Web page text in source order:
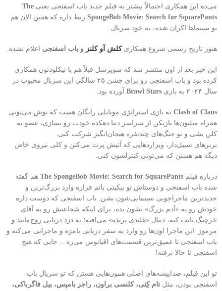
می‌ده این همکاری احتمالاً بیشتر به فیلم جدید باب اسفنجی یعنی The
SpongeBob Movie: Search for SquarePants ربط داره که همین الان هم
تو سینماها اکران شده، نه خود سریال.
هنوز تاریخ رسمی شروع همکاریکلش آو کلنز و باب اسفنجی اعلام نشده.
این خبر بعد از اون منتشر شد که سوپرسل قبلاً هم با نیکلودئون همکاری
کرده بود و باب اسفنجی رو برای جشن ۲۵ سالگی این سریال محبوب در
سال ۲۰۲۴ به بازی
Brawl Stars آورده بود.
Clash of Clans یه بازی استراتژی موبایلی رایگان هست که توش می‌تونی
همراه میلیون‌ها بازیکن از سراسر دنیا دهکده خودت رو بسازی، عضو یه
کلن بشی و تو جنگ‌های چندنفره هیجان‌انگیز شرکت کنی.
بربرهای سبیل‌دار، ویزاردهایی که آتیش پرت می‌کنن و کلی نیروی خاص
دیگه هم هستن که می‌تونی کنترلشون کنی.
درباره فیلم The SpongeBob Movie: Search for SquarePants هم گفته
شده باب اسفنجی و دوستاش تو بیکینی باتم قراره وارد بزرگ‌ترین و
جدیدترین ماجراجویی سینمایی‌شون بشن. باب اسفنجی که دوست داره
خودش رو یه «آدم بزرگ» نشون بده، برای اینکه شجاعتش رو به آقای
خرچنگ ثابت کنه، دنبال «هلندی پرنده» می‌افته؛ یه دزد دریایی روح‌مانند و
مرموز. این ماجرا اون‌ها رو وارد یه سفر دریایی بامزه و ماجرایی می‌کنه و
باب اسفنجی تا عمیق‌ترین قسمت‌های اقیانوس می‌ره… جایی که هیچ
اسفنجی تا حالا نرفته!
تو این فیلم، صداپیشه‌های اصلی همون‌هایی هستن که تو سریال باب
اسفنجی بودن، مثل تام کِنی، کلنسی براون، راجر بامپس، بیل فاگرباکی،